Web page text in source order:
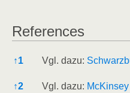
Refe­ren­ces
Refe­ren­ces
↑1 Vgl. dazu:
↑2 Vgl. dazu: